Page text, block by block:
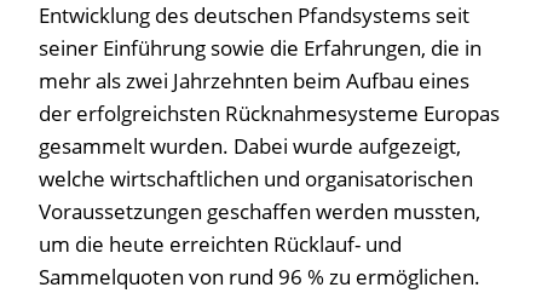
Entwicklung des deutschen Pfandsystems seit
seiner Einführung sowie die Erfahrungen, die in
mehr als zwei Jahrzehnten beim Aufbau eines
der erfolgreichsten Rücknahmesysteme Europas
gesammelt wurden. Dabei wurde aufgezeigt,
welche wirtschaftlichen und organisatorischen
Voraussetzungen geschaffen werden mussten,
um die heute erreichten Rücklauf- und
Sammelquoten von rund 96 % zu ermöglichen.